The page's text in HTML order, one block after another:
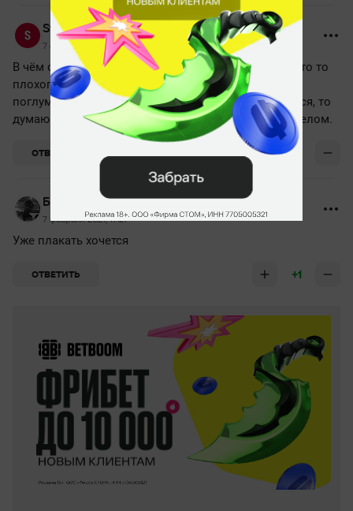
Starforge
7 февраля 2021, 14:44
В чём смысл хейтить стаки денди? Он вам лично что то
плохого сделал? Втф. Походу это уже просто тренд
поглумиться над его стаком. Если бы он не старался, то
думаю давным давно перестал заниматься этим делом.
ОТВЕТИТЬ +1
Баяман Танаев
7 февраля 2021, 17:21
Уже плакать хочется
ОТВЕТИТЬ +1